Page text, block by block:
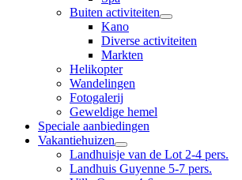
Buiten activiteiten
Kano
Diverse activiteiten
Markten
Helikopter
Wandelingen
Fotogalerij
Geweldige hemel
Speciale aanbiedingen
Vakantiehuizen
Landhuisje van de Lot 2-4 pers.
Landhuis Guyenne 5-7 pers.